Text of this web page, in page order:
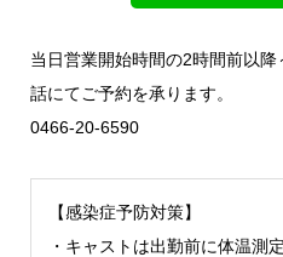
当日営業開始時間の2時間前以
話にてご予約を承ります。
0466-20-6590
【感染症予防対策】
・キャストは出勤前に体温測